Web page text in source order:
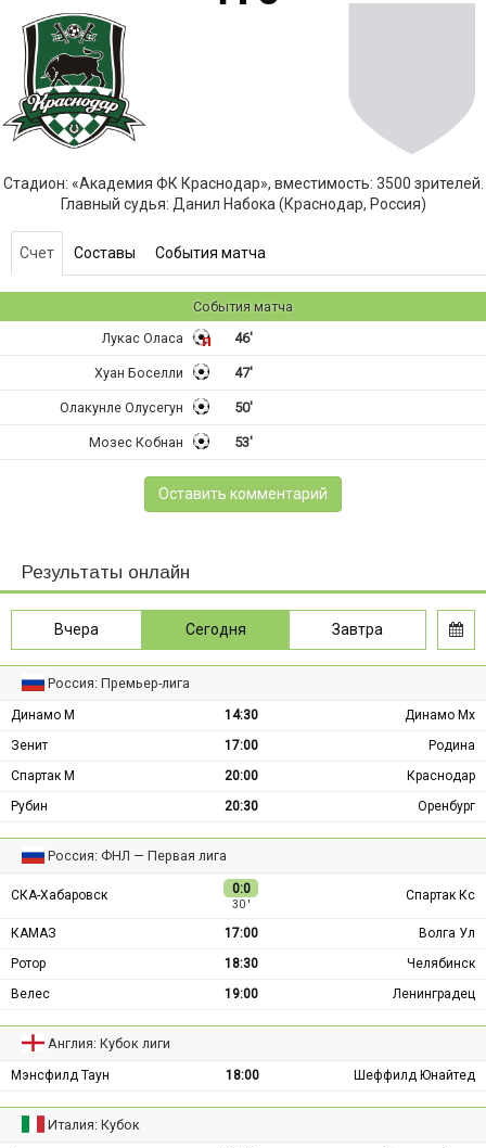
Стадион: «Академия ФК Краснодар», вместимость: 3500 зрителей.
Главный судья: Данил Набока (Краснодар, Россия)
Счет Составы События матча
События матча
46'
Лукас Оласа
47'
Хуан Боселли
50'
Олакунле Олусегун
53'
Мозес Кобнан
Оставить комментарий
Результаты онлайн
Вчера Сегодня Завтра
Россия: Премьер-лига
Динамо М 14:30
Динамо Мх
Зенит
17:00
Родина
Спартак М
20:00
Краснодар
Рубин
20:30 Оренбург
Россия: ФНЛ — Первая лига
СКА-Хабаровск 0:0
30 ′
Спартак Кс
КАМАЗ 17:00
Волга Ул
Ротор
18:30
Челябинск
Велес
19:00 Ленинградец
Англия: Кубок лиги
Мэнсфилд Таун 18:00 Шеффилд Юнайтед
Италия: Кубок